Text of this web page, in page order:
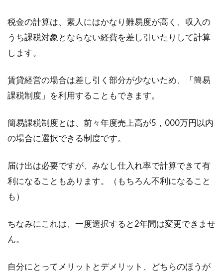
税金の計算は、素人にはかなり難易度が高く、収入の
うち課税対象とならない経費を差し引いたりして計算
します。
賃貸経営の場合は差し引く部分が少ないため、「簡易
課税制度」を利用することもできます。
簡易課税制度とは、前々年度売上高が5，000万円以内
の場合に選択できる制度です。
届け出は必要ですが、みなし仕入れ率で計算できて有
利になることもあります。（もちろん不利になること
も）
ちなみにこれは、一度選択すると2年間は変更できませ
ん。
自分にとってメリットとデメリット、どちらのほうが